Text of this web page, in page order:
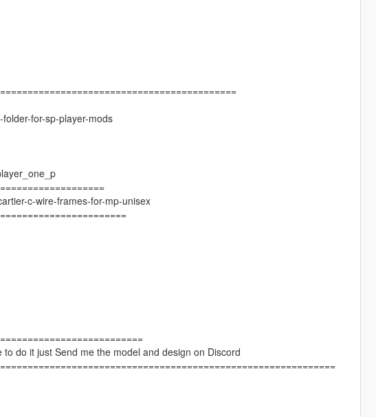
for-sp-player-mods
c-wire-frames-for-mp-unisex
do it just Send me the model and design on Discord